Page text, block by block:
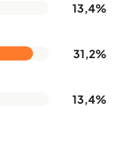
13,4%
31,2%
13,4%